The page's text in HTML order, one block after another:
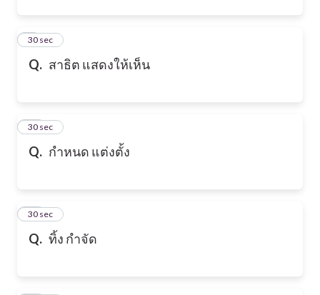
Q. สาธิต แสดงให้เห็น
9
30 sec
Q. กำหนด แต่งตั้ง
10
30 sec
Q. ทิ้ง กำจัด
11
30 sec